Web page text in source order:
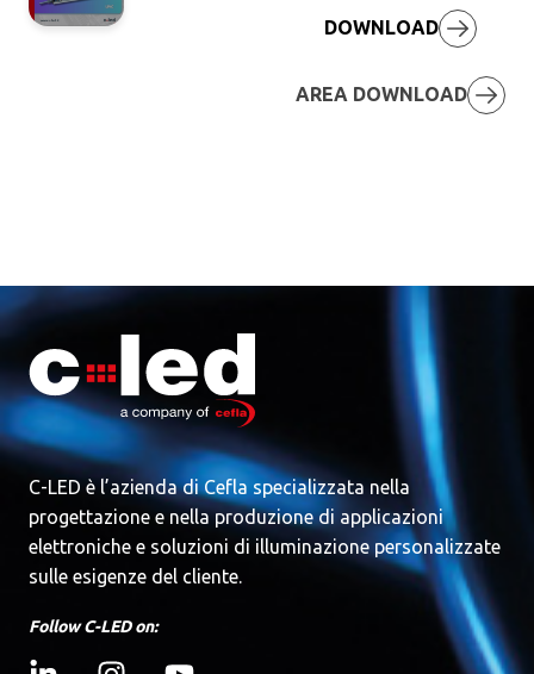
DOWNLOAD
E-mail*
Numero di telefono
AREA DOWNLOAD
C-LED è l’azienda di Cefla specializzata nella
progettazione e nella produzione di applicazioni
elettroniche e soluzioni di illuminazione personalizzate
sulle esigenze del cliente.
Follow C-LED on: